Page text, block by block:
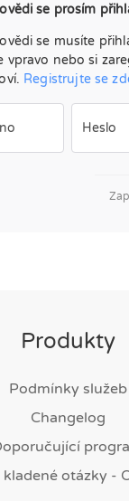
se prosím
se musíte
vpravo nebo si
Registrujte se
Heslo
Produkty
Podmínky služeb
Changelog
kladené otázky -